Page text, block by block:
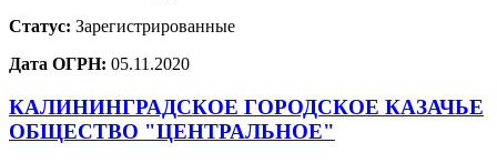
Статус: Зарегистрированные
Дата ОГРН: 05.11.2020
КАЛИНИНГРАДСКОЕ ГОРОДСКОЕ КАЗАЧЬЕ
ОБЩЕСТВО "ЦЕНТРАЛЬНОЕ"